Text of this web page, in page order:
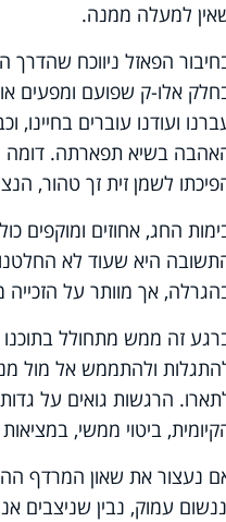
למעלה ממנה.
הפאזל ניווכח
אלו-ק שפועם ומפעים
ועודנו עוברים
בשיא תפארתה. דומה
לשמן זית זך טהור,
החג, אחוזים ומוקפים
היא שעוד לא
אך מוותר על
זה ממש מתחולל
ולהתממש אל מול
הרגשות גואים על
ביטוי ממשי,
נעצור את שאון המרדף
עמוק, נבין שניצבים